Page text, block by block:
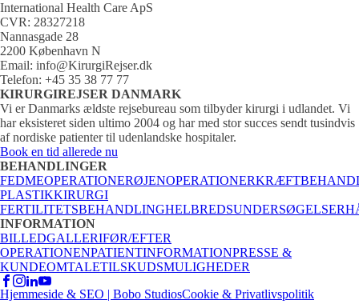
International Health Care ApS
CVR: 28327218
Nannasgade 28
2200 København N
Email: info@KirurgiRejser.dk
Telefon: +45 35 38 77 77
KIRURGIREJSER DANMARK
Vi er Danmarks ældste rejsebureau som tilbyder kirurgi i udlandet. Vi
har eksisteret siden ultimo 2004 og har med stor succes sendt tusindvis
af nordiske patienter til udenlandske hospitaler.
Book en tid allerede nu
BEHANDLINGER
FEDMEOPERATIONERØJENOPERATIONER
PLASTIKKIRURGI
FERTILITETSBEHANDLINGHELBREDSUNDERSØGELSER
INFORMATION
BILLEDGALLERIFØR/EFTER
OPERATIONENPATIENTINFORMATIONPRESSE &
KUNDEOMTALETILSKUDSMULIGHEDER
Hjemmeside & SEO | Bobo StudiosCookie & Privatlivspolitik